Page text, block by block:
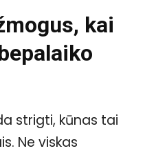
kai
strigti, kūnas tai
Ne viskas